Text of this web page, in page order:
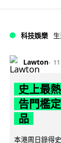
科技娛樂
Lawton
史上最
告門檻
品
本港周日錄得